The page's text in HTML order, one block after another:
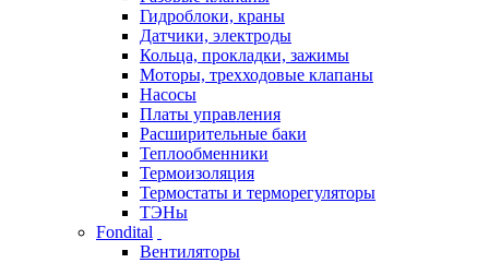
Гидроблоки, краны
Датчики, электроды
Кольца, прокладки, зажимы
Моторы, трехходовые клапаны
Насосы
Платы управления
Расширительные баки
Теплообменники
Термоизоляция
Термостаты и терморегуляторы
ТЭНы
Fondital
Вентиляторы